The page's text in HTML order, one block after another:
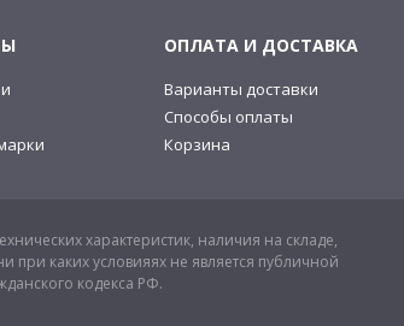
ОПЛАТА И ДОСТАВКА
Варианты доставки
Способы оплаты
Корзина
характеристик, наличия на складе,
каких условияях не является публичной
кодекса РФ.